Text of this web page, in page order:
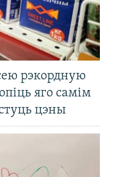
рэкордную
яго самім
цэны